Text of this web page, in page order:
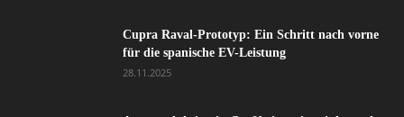
Cupra Raval-Prototyp: Ein Schritt nach vorne
für die spanische EV-Leistung
28.11.2025